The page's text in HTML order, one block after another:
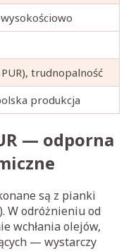
trudnopalność
produkcja
— odporna
są z pianki
W odróżnieniu od
wchłania olejów,
— wystarczy